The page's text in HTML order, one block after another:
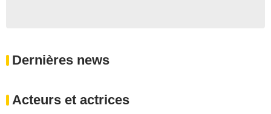
Dernières news
Acteurs et actrices